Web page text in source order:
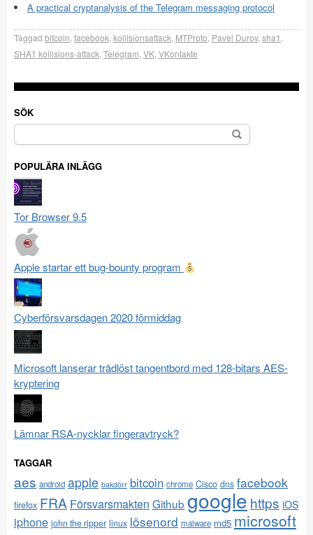
A practical cryptanalysis of the Telegram messaging protocol
Taggad bitcoin facebook kollisionsattack MTProto Pavel Durov, sha1
SHA1 kollisions-attack Telegram VK VKontakte
SÖK
Sök
efter:
POPULÄRA INLÄGG
Tor Browser 9.5
Apple startar ett bug-bounty program
Cyberförsvarsdagen 2020 förmiddag
Microsoft lanserar trådlöst tangentbord med 128-bitars AES-
kryptering
Lämnar RSA-nycklar fingeravtryck?
TAGGAR
aes android apple bakdörr bitcoin chrome Cisco dns facebook
firefox FRA Försvarsmakten Github google https iOS
iphone john the ripper linux lösenord malware md5 microsoft